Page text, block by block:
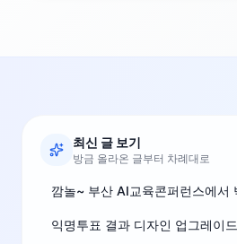
최신 글 보기
방금 올라온 글부터 차례대로
익명투표 결과 디자인 업그레이드